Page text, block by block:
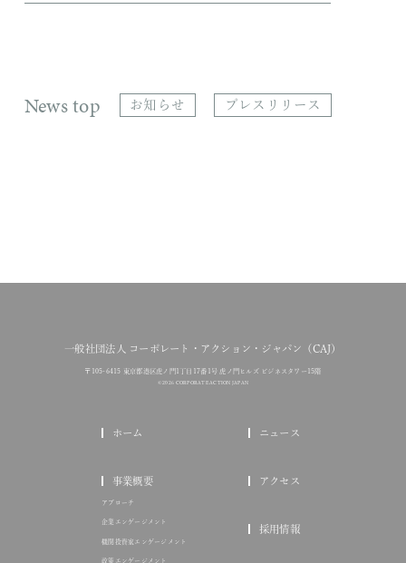
News top お知らせ プレスリリース
一般社団法人 コーポレート・アクション・ジャパン（CAJ）
〒105-6415 東京都港区虎ノ門1丁目17番1号 虎ノ門ヒルズ ビジネスタワー15階
© 2026 CORPORATE ACTION JAPAN
ホーム
事業概要
アプローチ
企業エンゲージメント
機関投資家エンゲージメント
政策エンゲージメント
ニュース
アクセス
採用情報